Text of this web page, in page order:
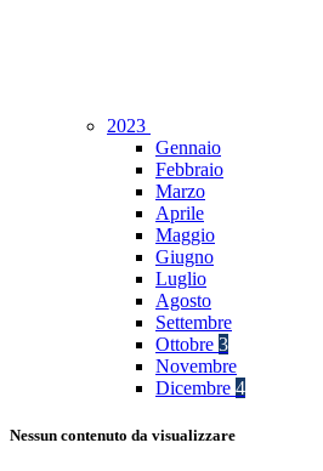
2023
Gennaio
Febbraio
Marzo
Aprile
Maggio
Giugno
Luglio
Agosto
Settembre
Ottobre 3
Novembre
Dicembre 4
Nessun contenuto da visualizzare